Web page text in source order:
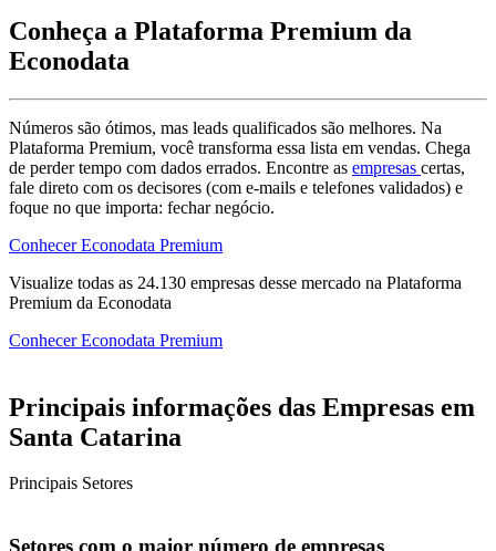
Conheça a Plataforma Premium da
Econodata
Números são ótimos, mas leads qualificados são melhores. Na
Plataforma Premium, você transforma essa lista em vendas. Chega
de perder tempo com dados errados. Encontre as empresas certas,
fale direto com os decisores (com e-mails e telefones validados) e
foque no que importa: fechar negócio.
Conhecer Econodata Premium
Visualize todas as 24.130 empresas desse mercado na Plataforma
Premium da Econodata
Conhecer Econodata Premium
Principais informações das Empresas em
Santa Catarina
Principais Setores
Setores com o maior número de empresas